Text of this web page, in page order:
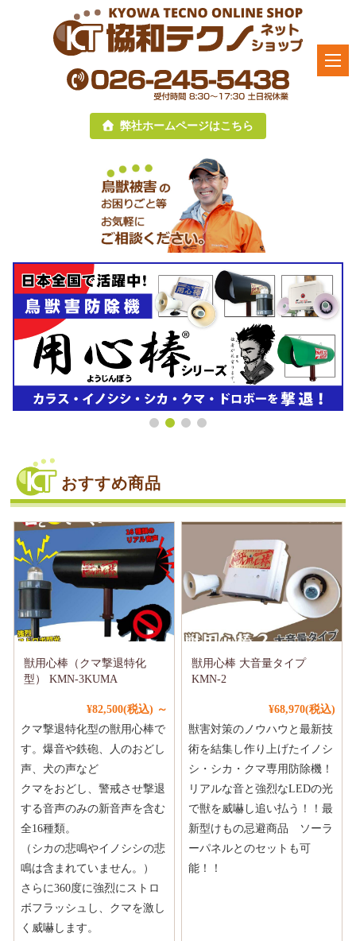
弊社ホームページはこちら
おすすめ商品
獣用心棒（クマ撃退特化
型） KMN-3KUMA
¥82,500(税込) ～
クマ撃退特化型の獣用心棒で
す。爆音や鉄砲、人のおどし
声、犬の声など
クマをおどし、警戒させ撃退
する音声のみの新音声を含む
全16種類。
（シカの悲鳴やイノシシの悲
鳴は含まれていません。）
さらに360度に強烈にストロ
ボフラッシュし、クマを激し
く威嚇します。
獣用心棒 大音量タイプ
KMN-2
¥68,970(税込)
獣害対策のノウハウと最新技
術を結集し作り上げたイノシ
シ・シカ・クマ専用防除機！
リアルな音と強烈なLEDの光
で獣を威嚇し追い払う！！最
新型けもの忌避商品 ソーラ
ーパネルとのセットも可
能！！